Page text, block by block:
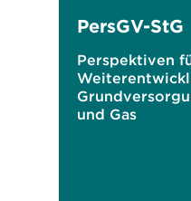
PersGV-StG
Perspektiven
und Gas